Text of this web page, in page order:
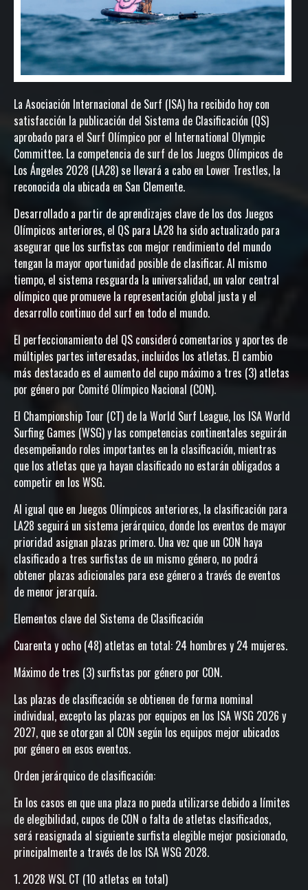
La Asociación Internacional de Surf (ISA) ha recibido hoy con
satisfacción la publicación del Sistema de Clasificación (QS)
aprobado para el Surf Olímpico por el International Olympic
Committee. La competencia de surf de los Juegos Olímpicos de
Los Ángeles 2028 (LA28) se llevará a cabo en Lower Trestles, la
reconocida ola ubicada en San Clemente.
Desarrollado a partir de aprendizajes clave de los dos Juegos
Olímpicos anteriores, el QS para LA28 ha sido actualizado para
asegurar que los surfistas con mejor rendimiento del mundo
tengan la mayor oportunidad posible de clasificar. Al mismo
tiempo, el sistema resguarda la universalidad, un valor central
olímpico que promueve la representación global justa y el
desarrollo continuo del surf en todo el mundo.
El perfeccionamiento del QS consideró comentarios y aportes de
múltiples partes interesadas, incluidos los atletas. El cambio
más destacado es el aumento del cupo máximo a tres (3) atletas
por género por Comité Olímpico Nacional (CON).
El Championship Tour (CT) de la World Surf League, los ISA World
Surfing Games (WSG) y las competencias continentales seguirán
desempeñando roles importantes en la clasificación, mientras
que los atletas que ya hayan clasificado no estarán obligados a
competir en los WSG.
Al igual que en Juegos Olímpicos anteriores, la clasificación para
LA28 seguirá un sistema jerárquico, donde los eventos de mayor
prioridad asignan plazas primero. Una vez que un CON haya
clasificado a tres surfistas de un mismo género, no podrá
obtener plazas adicionales para ese género a través de eventos
de menor jerarquía.
Elementos clave del Sistema de Clasificación
Cuarenta y ocho (48) atletas en total: 24 hombres y 24 mujeres.
Máximo de tres (3) surfistas por género por CON.
Las plazas de clasificación se obtienen de forma nominal
individual, excepto las plazas por equipos en los ISA WSG 2026 y
2027, que se otorgan al CON según los equipos mejor ubicados
por género en esos eventos.
Orden jerárquico de clasificación:
En los casos en que una plaza no pueda utilizarse debido a límites
de elegibilidad, cupos de CON o falta de atletas clasificados,
será reasignada al siguiente surfista elegible mejor posicionado,
principalmente a través de los ISA WSG 2028.
1. 2028 WSL CT (10 atletas en total)